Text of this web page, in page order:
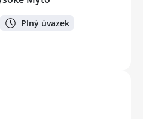
Plný úvazek